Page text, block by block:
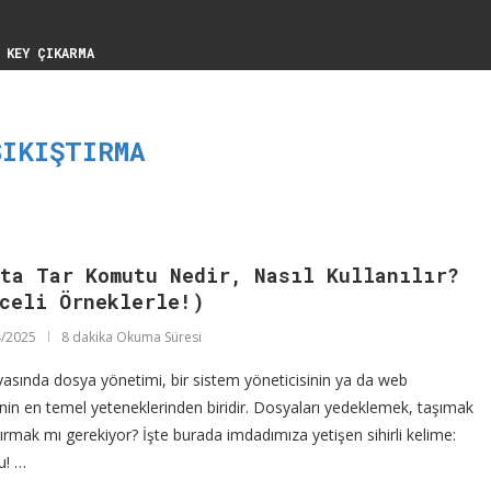
ÇIKARMA
Tar Komutu Nedir, Nasıl Kullanılır?
Örneklerle!)
8 dakika Okuma Süresi
dosya yönetimi, bir sistem yöneticisinin ya da web
en temel yeteneklerinden biridir. Dosyaları yedeklemek, taşımak
mı gerekiyor? İşte burada imdadımıza yetişen sihirli kelime:
…